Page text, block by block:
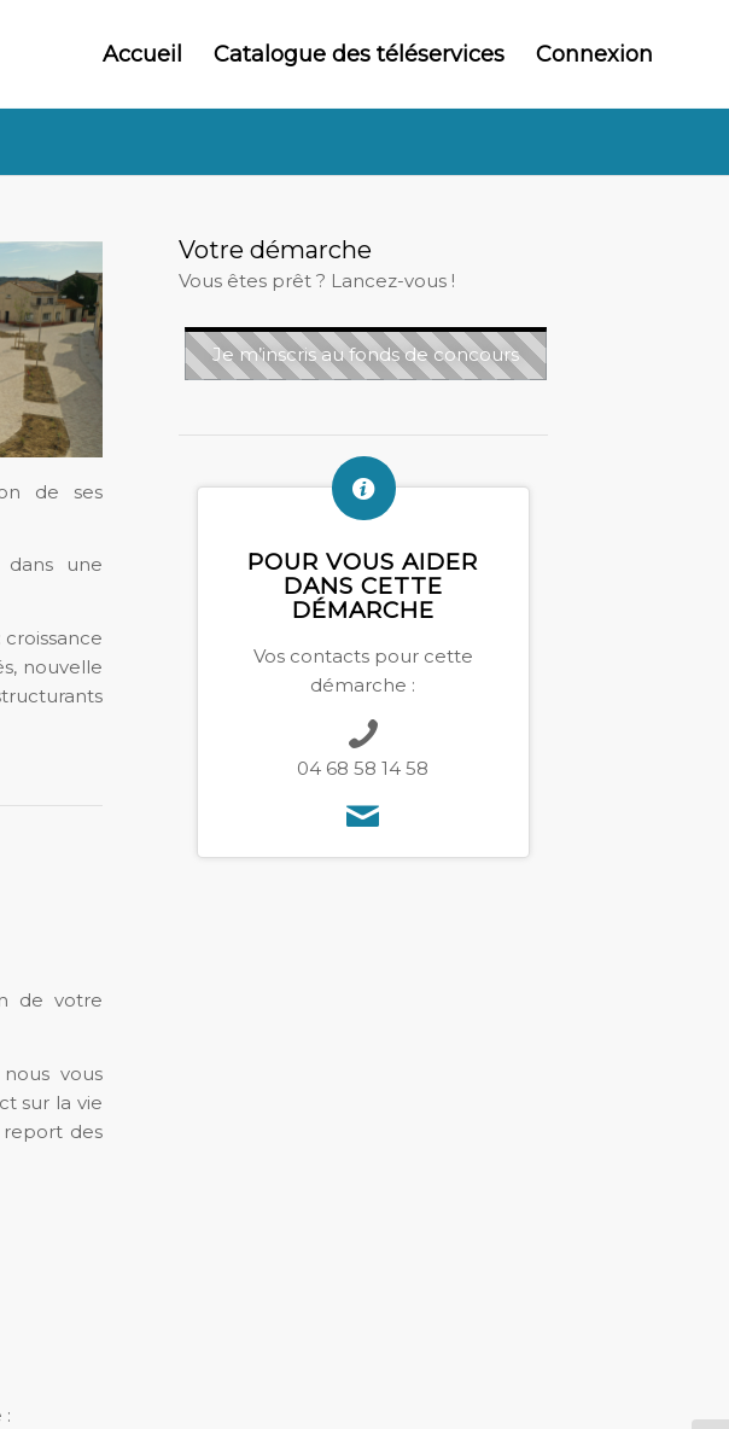
Accueil Catalogue des téléservices Connexion
de ses
dans une
nouvelle
de votre
vous
sur la vie
des
:
Votre démarche
Vous êtes prêt ? Lancez-vous !
Je m’inscris au fonds de concours
POUR VOUS AIDER
DANS CETTE
DÉMARCHE
Vos contacts pour cette
démarche :
04 68 58 14 58